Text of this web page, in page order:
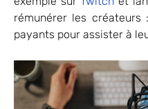
rémunérer les créateurs
payants pour assister à